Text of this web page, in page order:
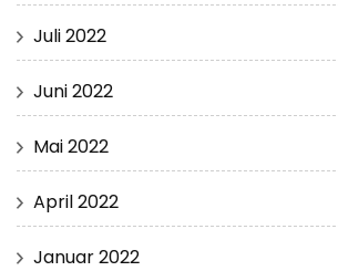
Juli 2022
Juni 2022
Mai 2022
April 2022
Januar 2022